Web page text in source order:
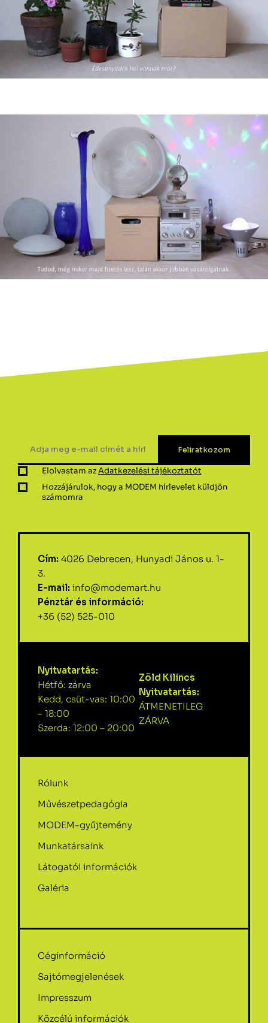
Elolvastam azAdatkezelési tájékoztatót
Hozzájárulok, hogy a MODEM hírlevelet küldjön
számomra
Cím: 4026 Debrecen, Hunyadi János u. 1-
3.
E-mail: info@modemart.hu
Pénztár és információ:
+36 (52) 525-010
Nyitvatartás:
Hétfő: zárva
Kedd, csüt-vas: 10:00
– 18:00
Szerda: 12:00 – 20:00
Zöld Kilincs
Nyitvatartás:
ÁTMENETILEG
ZÁRVA
Rólunk
Művészetpedagógia
MODEM-gyűjtemény
Munkatársaink
Látogatói információk
Galéria
Céginformáció
Sajtómegjelenések
Impresszum
Közcélú információk